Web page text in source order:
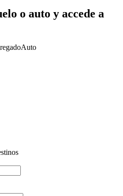
o auto y accede a
Auto